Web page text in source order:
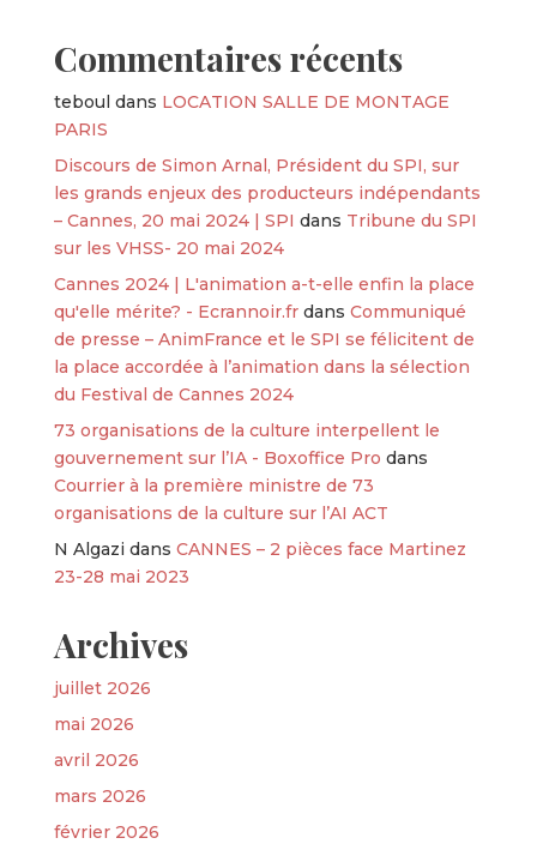
Commentaires récents
teboul dans LOCATION SALLE DE MONTAGE
PARIS
Discours de Simon Arnal, Président du SPI, sur
les grands enjeux des producteurs indépendants
– Cannes, 20 mai 2024 | SPI dans Tribune du SPI
sur les VHSS- 20 mai 2024
Cannes 2024 | L'animation a-t-elle enfin la place
qu'elle mérite? - Ecrannoir.frdans Communiqué
de presse – AnimFrance et le SPI se félicitent de
la place accordée à l’animation dans la sélection
du Festival de Cannes 2024
73 organisations de la culture interpellent le
gouvernement sur l’IA - Boxoffice Pro dans
Courrier à la première ministre de 73
organisations de la culture sur l’AI ACT
N Algazi dans CANNES – 2 pièces face Martinez
23-28 mai 2023
Archives
juillet 2026
mai 2026
avril 2026
mars 2026
février 2026